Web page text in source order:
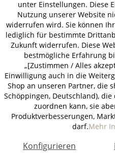
unter Einstellungen. Diese
Nutzung unserer Website
widerrufen wird. Sie können
lediglich für bestimmte
Zukunft widerrufen. Diese
bestmögliche Erfahrung
„[Zustimmen / Alles
Einwilligung auch in die
Shop an unseren Partner, die
Schöppingen, Deutschland),
zuordnen kann, sie
Produktverbesserungen,
darf.Mehr
Konfigurieren